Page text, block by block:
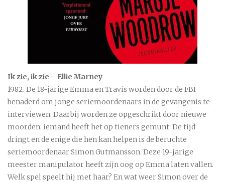
Ik zie, ik zie – Ellie Marney
1982. De 18-jarige Emma en Travis worden door de FBI
benaderd om jonge seriemoordenaars in de gevangenis te
interviewen. Daarbij worden ze opgeschrikt door nieuwe
moorden: iemand heeft het op tieners gemunt. De tijd
dringt en de enige die hen kan helpen is de beruchte
seriemoordenaar Simon Gutmansson. Deze 19-jarige
meester manipulator heeft zijn oog op Emma laten vallen.
Welk spel speelt hij met haar? En wat weer Simon over de